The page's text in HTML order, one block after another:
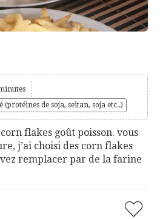
de soja, seitan, soja etc..)
flakes goût poisson. vous
j’ai choisi des corn flakes
remplacer par de la farine